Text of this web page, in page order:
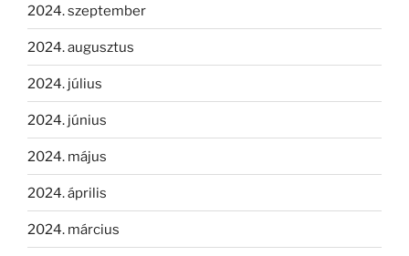
2024. szeptember
2024. augusztus
2024. július
2024. június
2024. május
2024. április
2024. március